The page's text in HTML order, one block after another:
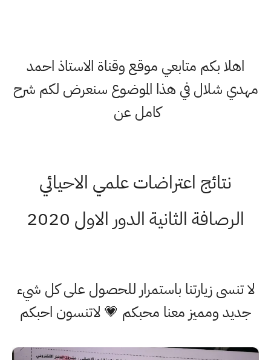
اهلا بكم متابعي موقع وقناة الاستاذ احمد
مهدي شلال في هذا الموضوع سنعرض لكم شرح
كامل عن
نتائج اعتراضات علمي الاحيائي
الرصافة الثانية الدور الاول 2020
لا تنسى زيارتنا باستمرار للحصول على كل شيء
جديد ومميز معنا محبكم 💗 لاتنسون احبكم